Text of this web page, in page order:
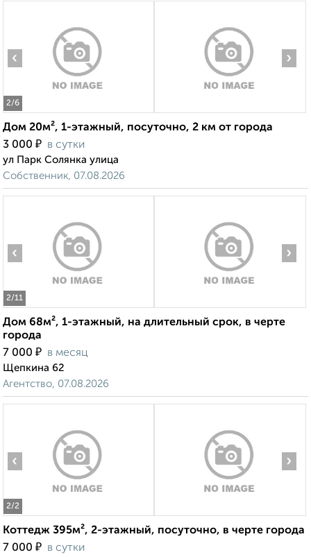
2/6
‹ ›
Дом 20м², 1-этажный, посуточно, 2 км от города
3 000 ₽ в сутки
ул Парк Солянка улица
Собственник, 07.08.2026
2/11
‹ ›
Дом 68м², 1-этажный, на длительный срок, в черте
города
7 000 ₽ в месяц
Щепкина 62
Агентство, 07.08.2026
2/2
‹ ›
Коттедж 395м², 2-этажный, посуточно, в черте города
7 000 ₽ в сутки